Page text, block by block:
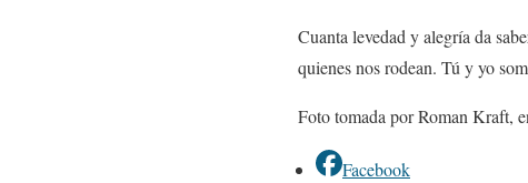
Cuanta levedad y alegría da
quienes nos rodean. Tú y yo
Foto tomada por Roman Kraft,
Facebook